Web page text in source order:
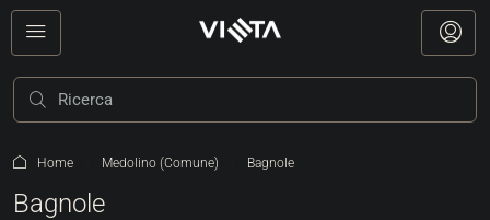
Home Medolino (Comune) Bagnole
Bagnole